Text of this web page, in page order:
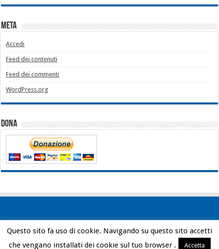
Meta
Accedi
Feed dei contenuti
Feed dei commenti
WordPress.org
Dona
Powered by WordPress| Designed by Bob Vann
Questo sito fa uso di cookie. Navigando su questo sito accetti
che vengano installati dei cookie sul tuo browser .
Accetta